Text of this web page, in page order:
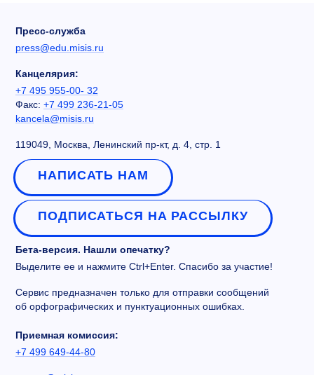
Пресс-служба
press@edu.misis.ru
Канцелярия:
+7 495 955-00- 32
Факс: +7 499 236-21-05
kancela@misis.ru
119049, Москва, Ленинский пр-кт, д. 4, стр. 1
НАПИСАТЬ НАМ
ПОДПИСАТЬСЯ НА РАССЫЛКУ
Бета-версия. Нашли опечатку?
Выделите ее и нажмите Ctrl+Enter. Спасибо за участие!
Сервис предназначен только для отправки сообщений
об орфографических и пунктуационных ошибках.
Приемная комиссия:
+7 499 649-44-80